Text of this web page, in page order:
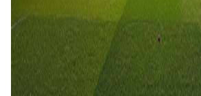
Leyton Orient
Oxford United
24 feb
2024